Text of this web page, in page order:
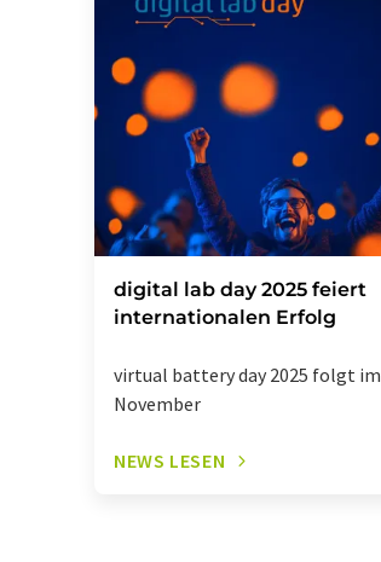
digital lab day 2025 feiert
internationalen Erfolg
virtual battery day 2025 folgt im
November
NEWS LESEN